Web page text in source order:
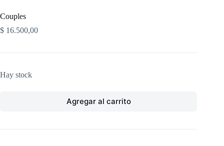
Couples
$ 16.500,00
Hay stock
Agregar al carrito